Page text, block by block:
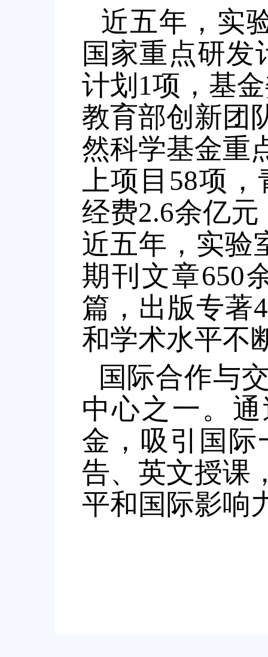
近五年，实
国家重点研发
计划1项，基
教育部创新团
然科学基金重
上项目58项
经费2.6余亿
近五年，实验
期刊文章650
篇，出版专著
和学术水平不
国际合作与
中心之一。通
金，吸引国际
告、英文授课
平和国际影响